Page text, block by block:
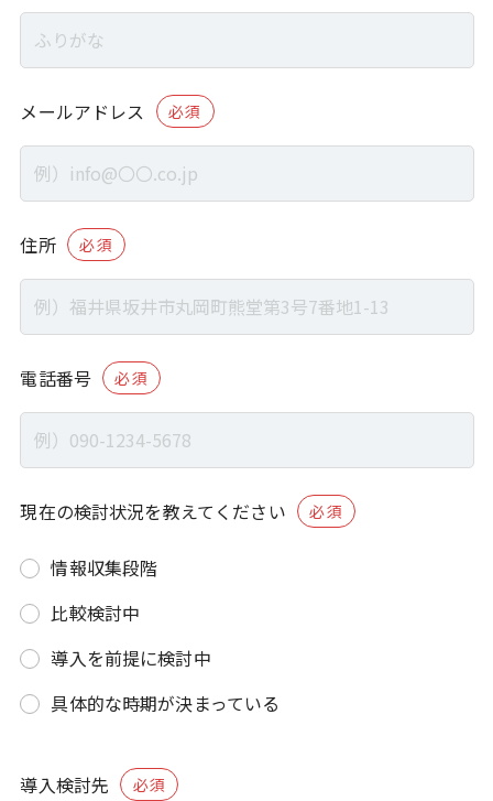
メールアドレス 必須
住所 必須
電話番号 必須
現在の検討状況を教えてください 必須
情報収集段階
比較検討中
導入を前提に検討中
具体的な時期が決まっている
導入検討先 必須